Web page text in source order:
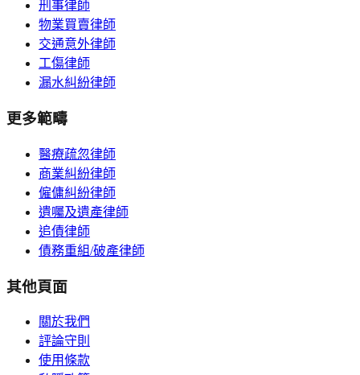
刑事律師
物業買賣律師
交通意外律師
工傷律師
漏水糾紛律師
更多範疇
醫療疏忽律師
商業糾紛律師
僱傭糾紛律師
遺囑及遺產律師
追債律師
債務重組/破產律師
其他頁面
關於我們
評論守則
使用條款